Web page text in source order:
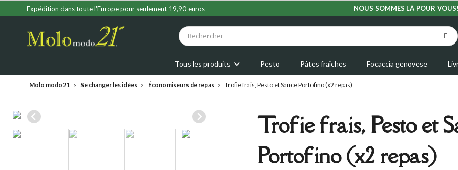
Expédition dans toute l'Europe pour seulement 19,90 euros NOUS SOMMES LÀ POUR VOUS!
Tous les produits Pesto Pâtes fraîches Focaccia genovese
Molo modo21 Se changer les idées Économiseurs de repas Trofie frais, Pesto et Sauce Portofino (x2 repas)
Trofie frais, Pesto et
Portofino (x2 repas)